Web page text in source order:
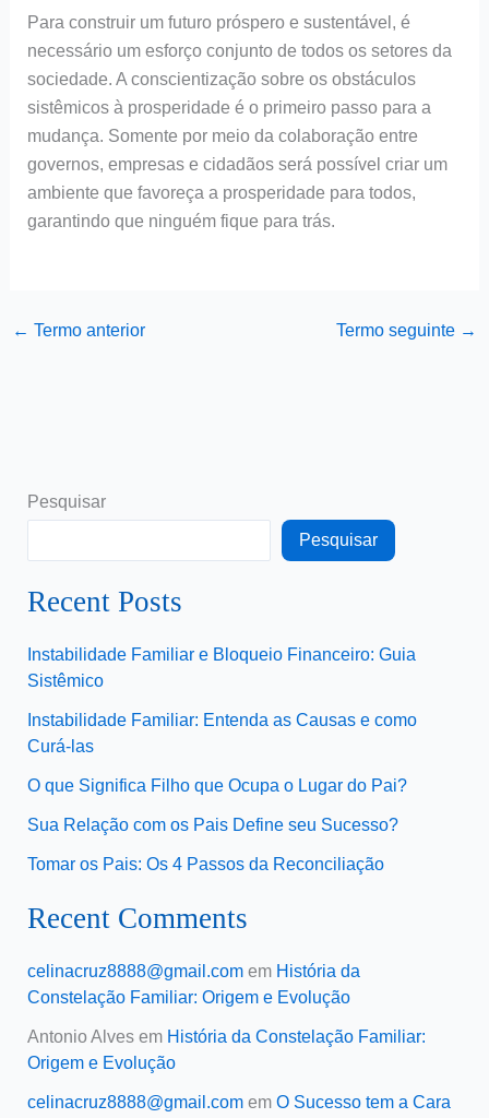
Para construir um futuro próspero e sustentável, é
necessário um esforço conjunto de todos os setores da
sociedade. A conscientização sobre os obstáculos
sistêmicos à prosperidade é o primeiro passo para a
mudança. Somente por meio da colaboração entre
governos, empresas e cidadãos será possível criar um
ambiente que favoreça a prosperidade para todos,
garantindo que ninguém fique para trás.
← Termo anterior Termo seguinte →
Pesquisar
Pesquisar
Recent Posts
Instabilidade Familiar e Bloqueio Financeiro: Guia
Sistêmico
Instabilidade Familiar: Entenda as Causas e como
Curá-las
O que Significa Filho que Ocupa o Lugar do Pai?
Sua Relação com os Pais Define seu Sucesso?
Tomar os Pais: Os 4 Passos da Reconciliação
Recent Comments
celinacruz8888@gmail.comem História da
Constelação Familiar: Origem e Evolução
Antonio Alvesem História da Constelação Familiar:
Origem e Evolução
celinacruz8888@gmail.comem O Sucesso tem a Cara